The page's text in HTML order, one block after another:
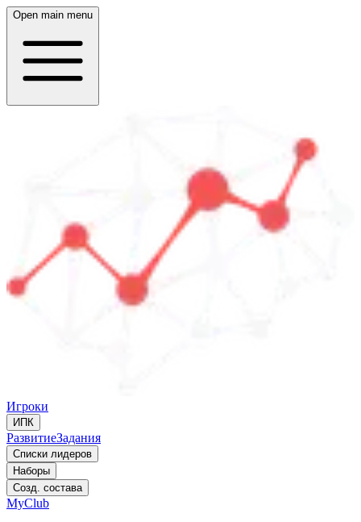
Open main menu
Игроки
ИПК
РазвитиеЗадания
Списки лидеров
Наборы
Созд. состава
MyClub